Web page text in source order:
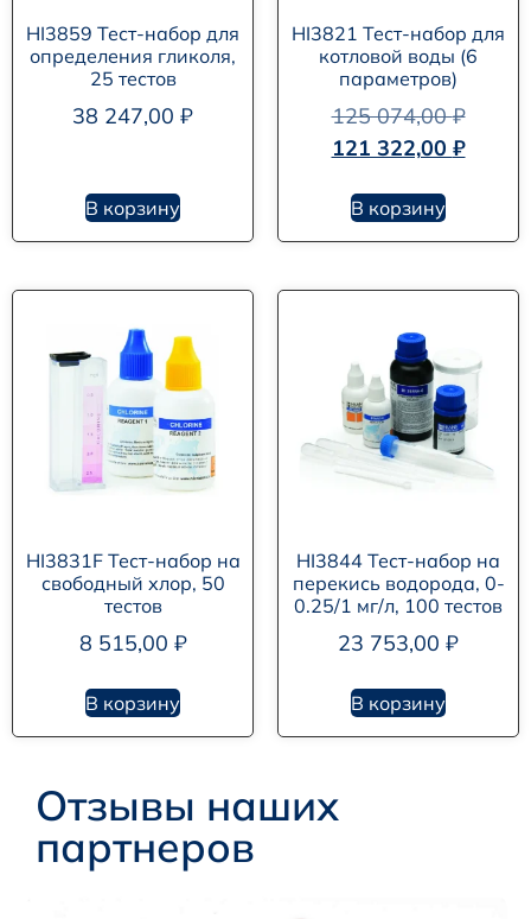
HI3859 Тест-набор для
определения гликоля,
25 тестов
38 247,00 ₽
В корзину
HI3821 Тест-набор для
котловой воды (6
параметров)
125 074,00₽
121 322,00 ₽
В корзину
HI3831F Тест-набор на
свободный хлор, 50
тестов
8 515,00 ₽
В корзину
HI3844 Тест-набор на
перекись водорода, 0-
0.25/1 мг/л, 100 тестов
23 753,00 ₽
В корзину
Отзывы наших
партнеров